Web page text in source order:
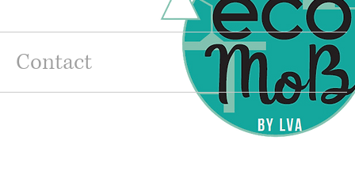
Contact